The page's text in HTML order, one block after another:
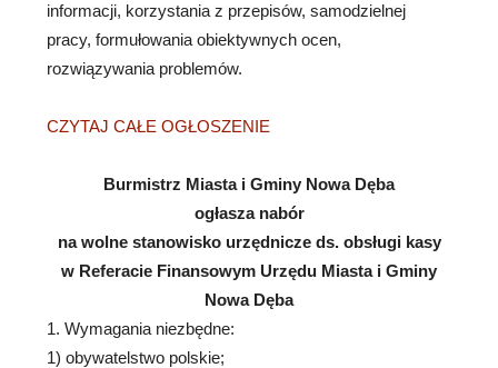
informacji, korzystania z przepisów, samodzielnej
pracy, formułowania obiektywnych ocen,
rozwiązywania problemów.
CZYTAJ CAŁE OGŁOSZENIE
Burmistrz Miasta i Gminy Nowa Dęba
ogłasza nabór
na wolne stanowisko urzędnicze ds. obsługi kasy
w Referacie Finansowym Urzędu Miasta i Gminy
Nowa Dęba
1. Wymagania niezbędne:
1) obywatelstwo polskie;